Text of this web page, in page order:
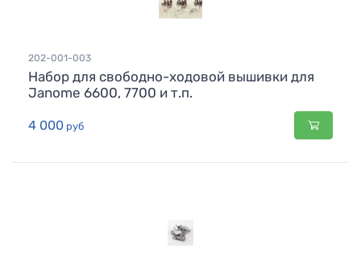
202-001-003
Набор для свободно-ходовой вышивки для
Janome 6600, 7700 и т.п.
4 000 руб